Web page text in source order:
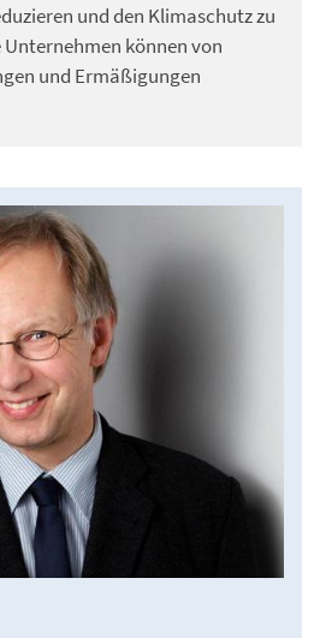
und den Klimaschutz zu
können von
und Ermäßigungen